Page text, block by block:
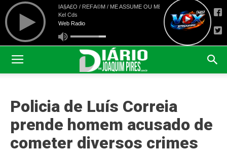
Policia de Luís Correia
prende homem acusado de
cometer diversos crimes